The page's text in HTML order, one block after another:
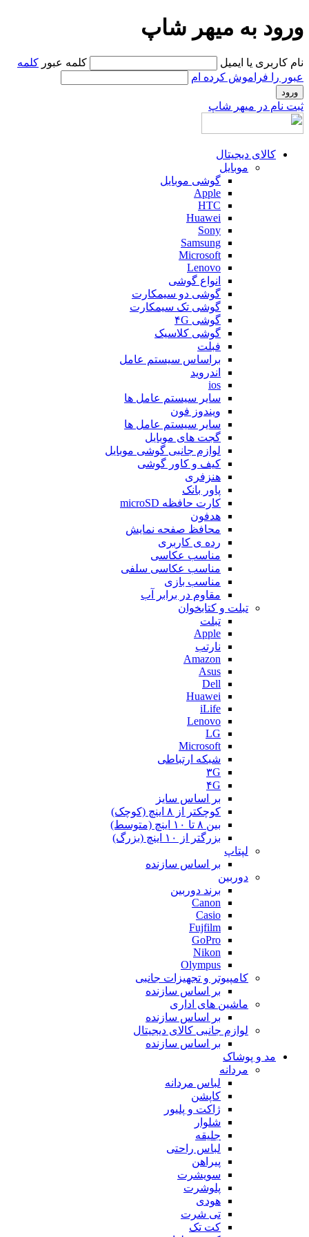
ورود به میهر شاپ
نام کاربری یا ایمیل کلمه عبور کلمه
عبور را فراموش کرده ام
ثبت نام در میهر شاپ
کالای دیجیتال
موبایل
گوشی موبایل
Apple
HTC
Huawei
Sony
Samsung
Microsoft
Lenovo
انواع گوشی
گوشی دو سیمکارت
گوشی تک سیمکارت
گوشی ۴G
گوشی کلاسیک
فبلت
براساس سیستم عامل
اندروید
ios
سایر سیستم عامل ها
ویندوز فون
سایر سیستم عامل ها
گجت های موبایل
لوازم جانبی گوشی موبایل
کیف و کاور گوشی
هنزفری
پاور بانک
کارت حافظه microSD
هدفون
محافظ صفحه نمایش
رده ی کاربری
مناسب عکاسی
مناسب عکاسی سلفی
مناسب بازی
مقاوم در برابر آب
تبلت و کتابخوان
تبلت
Apple
نارتب
Amazon
Asus
Dell
Huawei
iLife
Lenovo
LG
Microsoft
شبکه ارتباطی
۳G
۴G
بر اساس سایز
کوچکتر از ۸ اینچ (کوچک)
بین ۸ تا ۱۰ اینچ (متوسط)
بزرگتر از ۱۰ اینچ (بزرگ)
لپتاپ
بر اساس سازنده
دوربین
برند دوربین
Canon
Casio
Fujfilm
GoPro
Nikon
Olympus
کامپیوتر و تجهیزات جانبی
بر اساس سازنده
ماشین های اداری
بر اساس سازنده
لوازم جانبی کالای دیجیتال
بر اساس سازنده
مد و پوشاک
مردانه
لباس مردانه
کاپشن
ژاکت و پلیور
شلوار
جلیقه
لباس راحتی
پیراهن
سویشرت
پلوشرت
هودی
تی شرت
کت تک